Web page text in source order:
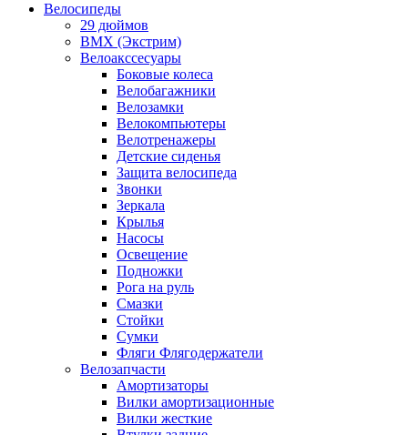
Велосипеды
29 дюймов
BMX (Экстрим)
Велоакссесуары
Боковые колеса
Велобагажники
Велозамки
Велокомпьютеры
Велотренажеры
Детские сиденья
Защита велосипеда
Звонки
Зеркала
Крылья
Насосы
Освещение
Подножки
Рога на руль
Смазки
Стойки
Сумки
Фляги Флягодержатели
Велозапчасти
Амортизаторы
Вилки амортизационные
Вилки жесткие